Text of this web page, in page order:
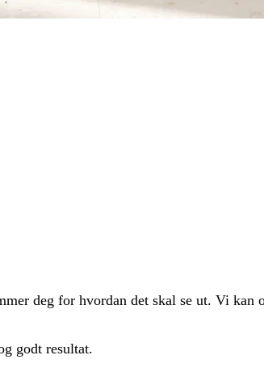
deg for hvordan det skal se ut. Vi
godt resultat.